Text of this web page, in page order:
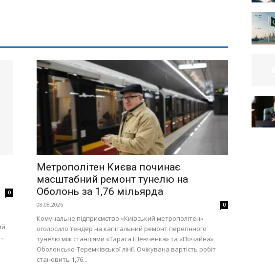
0
Метрополітен Києва починає
масштабний ремонт тунелю на
Оболонь за 1,76 мільярда
08.08.2026 0
Комунальне підприємство «Київський метрополітен»
оголосило тендер на капітальний ремонт перегінного
тунелю між станціями «Тараса Шевченка» та «Почайна»
Оболонсько-Теремківської лінії. Очікувана вартість робіт
становить 1,76...